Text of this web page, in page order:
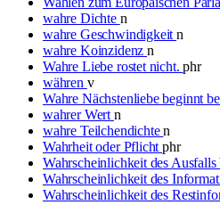
wahre Dichte n
wahre Geschwindigkeitn
wahre Koinzidenzn
Wahre Liebe rostet nicht.phr
währen v
Wahre Nächstenliebe beginnt
wahrer Wert n
wahre Teilchendichten
Wahrheit oder Pflichtphr
Wahrscheinlichkeit des
Wahrscheinlichkeit des
Wahrscheinlichkeit des